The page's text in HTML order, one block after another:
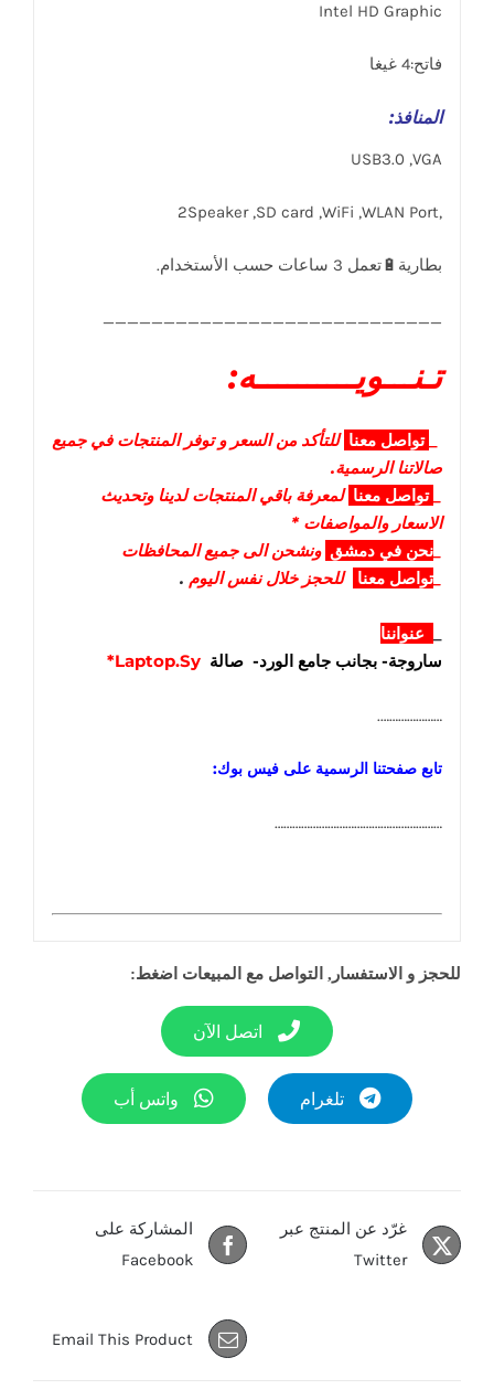
Intel HD Graphic
فاتح:4 غيغا
المنافذ:
USB3.0 ,VGA
,2Speaker ,SD card ,WiFi ,WLAN Port
____________________________
تـنـــويــــــــــه:
تواصل معنا للتأكد من السعر و توفر المنتجات في جميع
صالاتنا الرسمية.
تواصل معنا لمعرفة باقي المنتجات لدينا وتحديث
الاسعار والمواصفات *
نحن في دمشق ونشحن الى جميع المحافظات
تواصل معنا للحجز خلال نفس اليوم .
عنواننا
ساروجة- بجانب جامع الورد- صالة
………………….
تابع صفحتنا الرسمية على فيس بوك:
…………………………………………………
للحجز و الاستفسار, التواصل مع المبيعات اضغط:
اتصل الآن
تلغرام واتس أب
المشاركة على
Facebook
غرّد عن المنتج عبر
Twitter
Email This Product